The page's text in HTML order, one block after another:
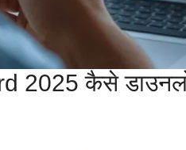
2025 कैसे